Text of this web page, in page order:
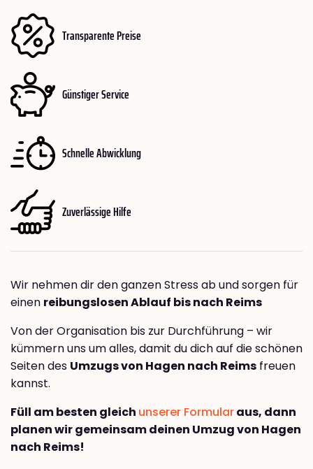
Transparente Preise
Günstiger Service
Schnelle Abwicklung
Zuverlässige Hilfe
Wir nehmen dir den ganzen Stress ab und sorgen für
einen reibungslosen Ablauf bis nach Reims
Von der Organisation bis zur Durchführung – wir
kümmern uns um alles, damit du dich auf die schönen
Seiten des Umzugs von Hagen nach Reims freuen
kannst.
Füll am besten gleich unserer Formularaus, dann
planen wir gemeinsam deinen Umzug von Hagen
nach Reims!